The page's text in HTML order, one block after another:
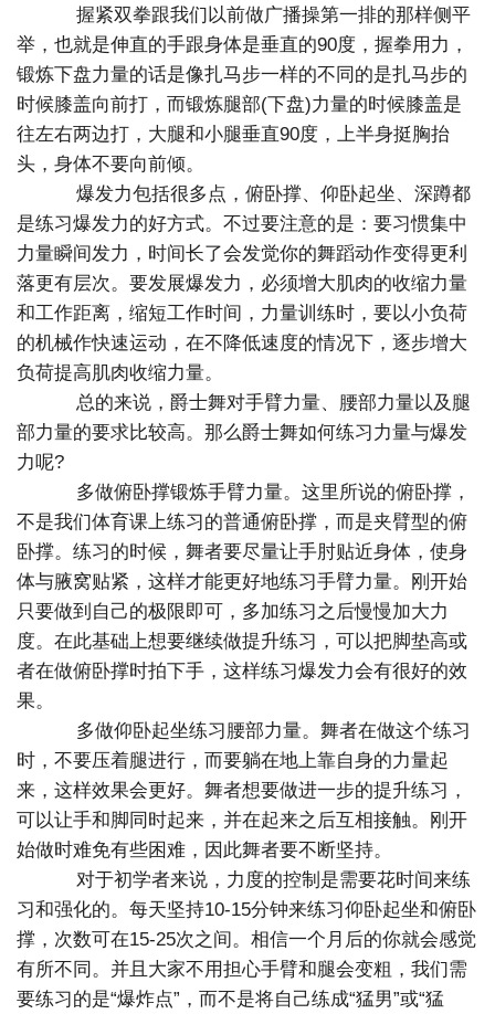
握紧双拳跟我们以前做广播操第一排的那样侧平
举，也就是伸直的手跟身体是垂直的90度，握拳用力，
锻炼下盘力量的话是像扎马步一样的不同的是扎马步的
时候膝盖向前打，而锻炼腿部(下盘)力量的时候膝盖是
往左右两边打，大腿和小腿垂直90度，上半身挺胸抬
头，身体不要向前倾。
爆发力包括很多点，俯卧撑、仰卧起坐、深蹲都
是练习爆发力的好方式。不过要注意的是：要习惯集中
力量瞬间发力，时间长了会发觉你的舞蹈动作变得更利
落更有层次。要发展爆发力，必须增大肌肉的收缩力量
和工作距离，缩短工作时间，力量训练时，要以小负荷
的机械作快速运动，在不降低速度的情况下，逐步增大
负荷提高肌肉收缩力量。
总的来说，爵士舞对手臂力量、腰部力量以及腿
部力量的要求比较高。那么爵士舞如何练习力量与爆发
力呢?
多做俯卧撑锻炼手臂力量。这里所说的俯卧撑，
不是我们体育课上练习的普通俯卧撑，而是夹臂型的俯
卧撑。练习的时候，舞者要尽量让手肘贴近身体，使身
体与腋窝贴紧，这样才能更好地练习手臂力量。刚开始
只要做到自己的极限即可，多加练习之后慢慢加大力
度。在此基础上想要继续做提升练习，可以把脚垫高或
者在做俯卧撑时拍下手，这样练习爆发力会有很好的效
果。
多做仰卧起坐练习腰部力量。舞者在做这个练习
时，不要压着腿进行，而要躺在地上靠自身的力量起
来，这样效果会更好。舞者想要做进一步的提升练习，
可以让手和脚同时起来，并在起来之后互相接触。刚开
始做时难免有些困难，因此舞者要不断坚持。
对于初学者来说，力度的控制是需要花时间来练
习和强化的。每天坚持10-15分钟来练习仰卧起坐和俯卧
撑，次数可在15-25次之间。相信一个月后的你就会感觉
有所不同。并且大家不用担心手臂和腿会变粗，我们需
要练习的是“爆炸点”，而不是将自己练成“猛男”或“猛